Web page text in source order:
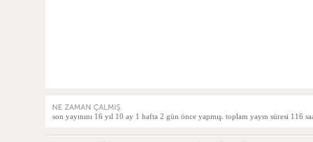
son yayınını 16 yıl 10 ay 1 hafta 2 gün önce yapmış. toplam yayın süresi 116